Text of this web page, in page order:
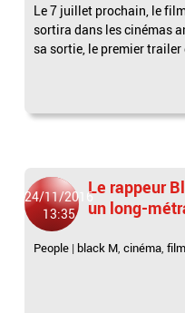
Le 7 juillet prochain, le
sortira dans les cinémas
sa sortie, le premier trailer
24/11/2016
13:35
Le rappeur
un long-
People | black M,cinéma,